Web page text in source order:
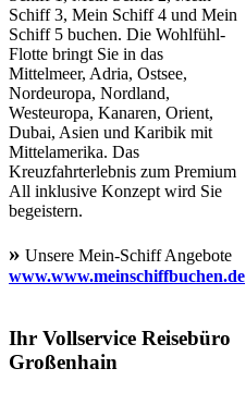
Schiff 3, Mein Schiff 4 und Mein
Schiff 5 buchen. Die Wohlfühl-
Flotte bringt Sie in das
Mittelmeer, Adria, Ostsee,
Nordeuropa, Nordland,
Westeuropa, Kanaren, Orient,
Dubai, Asien und Karibik mit
Mittelamerika. Das
Kreuzfahrterlebnis zum Premium
All inklusive Konzept wird Sie
begeistern.
» Unsere Mein-Schiff Angebote
www.www.meinschiffbuchen.de
Ihr Vollservice Reisebüro
Großenhain